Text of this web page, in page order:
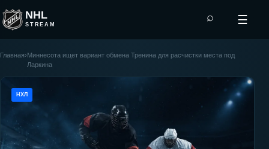
NHL
STREAM
⌕ ☰
Главная›Миннесота ищет вариант обмена Тренина для расчистки места под
Ларкина
НХЛ